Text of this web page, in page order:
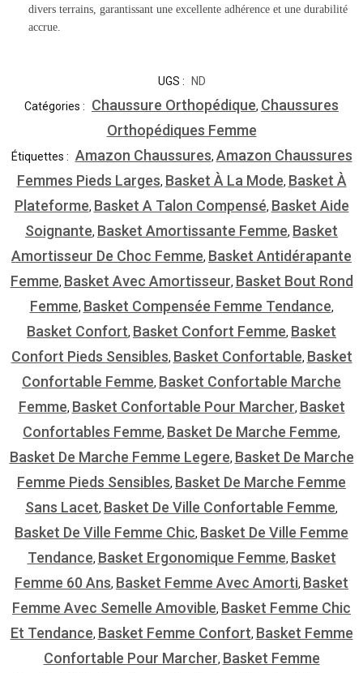
divers terrains, garantissant une excellente adhérence et une durabilité
accrue.
UGS :
ND
Catégories :
Chaussure Orthopédique, Chaussures
Orthopédiques Femme
Étiquettes : Amazon Chaussures, Amazon Chaussures
Femmes Pieds Larges, Basket À La Mode, Basket À
Plateforme, Basket A Talon Compensé, Basket Aide
Soignante, Basket Amortissante Femme, Basket
Amortisseur De Choc Femme, Basket Antidérapante
Femme, Basket Avec Amortisseur, Basket Bout Rond
Femme, Basket Compensée Femme Tendance,
Basket Confort, Basket Confort Femme, Basket
Confort Pieds Sensibles, Basket Confortable, Basket
Confortable Femme, Basket Confortable Marche
Femme, Basket Confortable Pour Marcher, Basket
Confortables Femme, Basket De Marche Femme,
Basket De Marche Femme Legere, Basket De Marche
Femme Pieds Sensibles, Basket De Marche Femme
Sans Lacet, Basket De Ville Confortable Femme,
Basket De Ville Femme Chic, Basket De Ville Femme
Tendance, Basket Ergonomique Femme, Basket
Femme 60 Ans, Basket Femme Avec Amorti, Basket
Femme Avec Semelle Amovible, Basket Femme Chic
Et Tendance, Basket Femme Confort, Basket Femme
Confortable Pour Marcher, Basket Femme